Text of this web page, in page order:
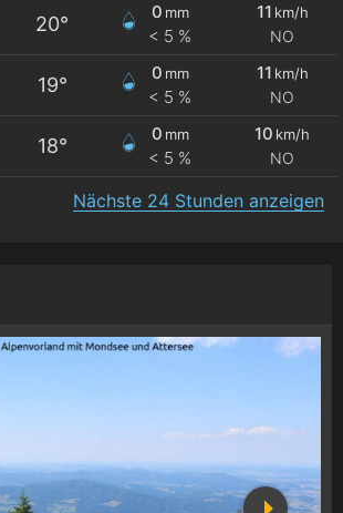
20°
0 mm
< 5 %
11 km/h
NO
19°
0 mm
< 5 %
11 km/h
NO
18°
0 mm
< 5 %
10 km/h
NO
Nächste 24 Stunden anzeigen